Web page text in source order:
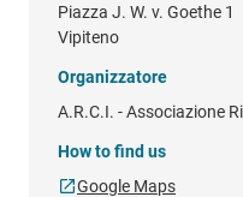
Piazza J. W. v. Goethe 1
Vipiteno
Organizzatore
A.R.C.I. - Associazione
How to find us
Google Maps